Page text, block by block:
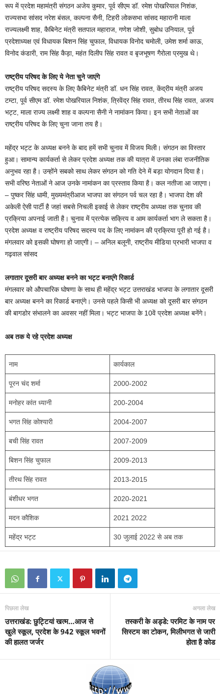
रूप में प्रदेश महामंत्री संगठन अजेय कुमार, पूर्व सीएम डॉ. रमेश पोखरियाल निशंक,
राज्यसभा सांसद नरेश बंसल, कल्पना सैनी, टिहरी लोकसभा सांसद महारानी माला
राज्यलक्ष्मी शाह, कैबिनेट मंत्री सतपाल महाराज, गणेश जोशी, सुबोध उनियाल, पूर्व
प्रदेशाध्यक्ष एवं विधायक बिशन सिंह चुफाल, विधायक विनोद चमोली, उमेश शर्मा काऊ,
विनोद कंडारी, राम सिंह कैड़ा, महंत दिलीप सिंह रावत व बृजभूषण गैरोला प्रमुख थे।
राष्ट्रीय परिषद के लिए ये नेता चुने जाएंगे
राष्ट्रीय परिषद सदस्य के लिए कैबिनेट मंत्री डॉ. धन सिंह रावत, केंद्रीय मंत्री अजय
टम्टा, पूर्व सीएम डॉ. रमेश पोखरियाल निशंक, त्रिवेंद्र सिंह रावत, तीरथ सिंह रावत, अजय
भट्ट, माला राज्य लक्ष्मी शाह व कल्पना सैनी ने नामांकन किया। इन सभी नेताओं का
राष्ट्रीय परिषद के लिए चुना जाना तय है।
महेंद्र भट्ट के अध्यक्ष बनने के बाद हमें सभी चुनाव में विजय मिली। संगठन का विस्तार
हुआ। सामान्य कार्यकर्ता से लेकर प्रदेश अध्यक्ष तक की यात्रा में उनका लंबा राजनीतिक
अनुभव रहा है। उन्होंने सबको साथ लेकर संगठन को गति देने में बड़ा योगदान दिया है।
सभी वरिष्ठ नेताओं ने आज उनके नामांकन का प्रस्ताव किया है। कल नतीजा आ जाएगा।
– पुष्कर सिंह धामी, मुख्यमंत्रीआज भाजपा का संगठन पर्व चल रहा है। भाजपा देश की
अकेली ऐसी पार्टी है जहां सबसे निचली इकाई से लेकर राष्ट्रीय अध्यक्ष तक चुनाव की
प्रक्रिया अपनाई जाती है। चुनाव में प्रत्येक सक्रिय व आम कार्यकर्ता भाग ले सकता है।
प्रदेश अध्यक्ष व राष्ट्रीय परिषद सदस्य पद के लिए नामांकन की प्रक्रिया पूरी हो गई है।
मंगलवार को इसकी घोषणा हो जाएगी। – अनिल बलूनी, राष्ट्रीय मीडिया प्रभारी भाजपा व
गढ़वाल सांसद
लगातार दूसरी बार अध्यक्ष बनने का भट्ट बनाएंगे रिकार्ड
मंगलवार को औपचारिक घोषणा के साथ ही महेंद्र भट्ट उत्तराखंड भाजपा के लगातार दूसरी
बार अध्यक्ष बनने का रिकार्ड बनाएंगे। उनसे पहले किसी भी अध्यक्ष को दूसरी बार संगठन
की बागडोर संभालने का अवसर नहीं मिला। भट्ट भाजपा के 10वें प्रदेश अध्यक्ष बनेंगे।
अब तक ये रहे प्रदेश अध्यक्ष
नाम कार्यकाल
पूरन चंद शर्मा 2000-2002
मनोहर कांत ध्यानी 200-2004
भगत सिंह कोश्यारी 2004-2007
बची सिंह रावत 2007-2009
बिशन सिंह चुफाल 2009-2013
तीरथ सिंह रावत 2013-2015
बंशीधर भगत 2020-2021
मदन कौशिक 2021 2022
महेंद्र भट्ट 30 जुलाई 2022 से अब तक
पिछला लेख
उत्तराखंड: छुट्टियां खत्म…आज से
खुले स्कूल, प्रदेश के 942 स्कूल भवनों
की हालत जर्जर
अगला लेख
तस्करी के अड्डे: परमिट के नाम पर
सिस्टम का टोकन, मिलीभगत से जारी
होता है कोड